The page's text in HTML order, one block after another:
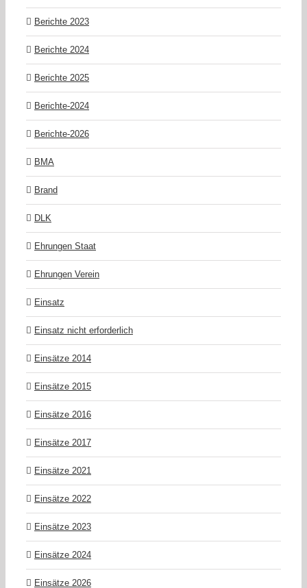
Berichte 2023
Berichte 2024
Berichte 2025
Berichte-2024
Berichte-2026
BMA
Brand
DLK
Ehrungen Staat
Ehrungen Verein
Einsatz
Einsatz nicht erforderlich
Einsätze 2014
Einsätze 2015
Einsätze 2016
Einsätze 2017
Einsätze 2021
Einsätze 2022
Einsätze 2023
Einsätze 2024
Einsätze 2026